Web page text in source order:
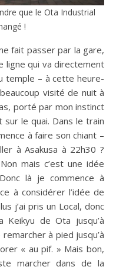
que le Ota Industrial
!
fait passer par la gare,
ligne qui va directement
temple – à cette heure-
visité de nuit à
porté par mon instinct
le quai. Dans le train
à faire son chiant –
à Asakusa à 22h30 ?
mais c’est une idée
là je commence à
à considérer l’idée de
j’ai pris un Local, donc
de Ota jusqu’à
à pied jusqu’à
« au pif. » Mais bon,
marcher dans de la